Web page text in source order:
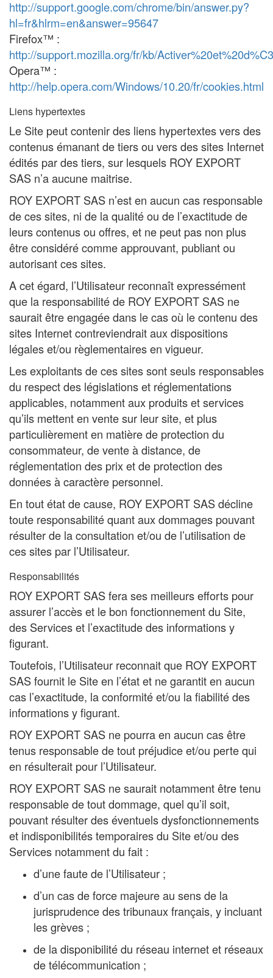
http://support.google.com/chrome/bin/answer.py?
hl=fr&hlrm=en&answer=95647
Firefox™ :
http://support.mozilla.org/fr/kb/
Opera™ :
http://help.opera.com/Windows/10.20/fr/cookies.html
Liens hypertextes
Le Site peut contenir des liens hypertextes vers des
contenus émanant de tiers ou vers des sites Internet
édités par des tiers, sur lesquels ROY EXPORT
SAS n’a aucune maitrise.
ROY EXPORT SAS n’est en aucun cas responsable
de ces sites, ni de la qualité ou de l’exactitude de
leurs contenus ou offres, et ne peut pas non plus
être considéré comme approuvant, publiant ou
autorisant ces sites.
A cet égard, l’Utilisateur reconnaît expressément
que la responsabilité de ROY EXPORT SAS ne
saurait être engagée dans le cas où le contenu des
sites Internet contreviendrait aux dispositions
légales et/ou règlementaires en vigueur.
Les exploitants de ces sites sont seuls responsables
du respect des législations et réglementations
applicables, notamment aux produits et services
qu’ils mettent en vente sur leur site, et plus
particulièrement en matière de protection du
consommateur, de vente à distance, de
réglementation des prix et de protection des
données à caractère personnel.
En tout état de cause, ROY EXPORT SAS décline
toute responsabilité quant aux dommages pouvant
résulter de la consultation et/ou de l’utilisation de
ces sites par l’Utilisateur.
Responsabilités
ROY EXPORT SAS fera ses meilleurs efforts pour
assurer l’accès et le bon fonctionnement du Site,
des Services et l’exactitude des informations y
figurant.
Toutefois, l’Utilisateur reconnait que ROY EXPORT
SAS fournit le Site en l’état et ne garantit en aucun
cas l’exactitude, la conformité et/ou la fiabilité des
informations y figurant.
ROY EXPORT SAS ne pourra en aucun cas être
tenus responsable de tout préjudice et/ou perte qui
en résulterait pour l’Utilisateur.
ROY EXPORT SAS ne saurait notamment être tenu
responsable de tout dommage, quel qu’il soit,
pouvant résulter des éventuels dysfonctionnements
et indisponibilités temporaires du Site et/ou des
Services notamment du fait :
d’une faute de l’Utilisateur ;
d’un cas de force majeure au sens de la
jurisprudence des tribunaux français, y incluant
les grèves ;
de la disponibilité du réseau internet et réseaux
de télécommunication ;